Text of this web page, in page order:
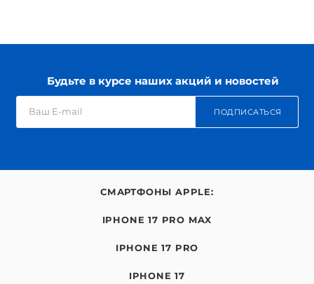
Будьте в курсе наших акций и новостей
ПОДПИСАТЬСЯ
СМАРТФОНЫ APPLE:
IPHONE 17 PRO MAX
IPHONE 17 PRO
IPHONE 17